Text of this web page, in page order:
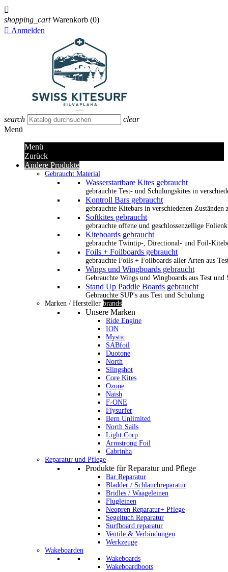

shopping_cart Warenkorb (0)
 Anmelden
search
clear
Menü
Menü
Zurück
Andere Produkte
Gebraucht Material
Wasserstartbare Kites gebraucht
gebrauchte Test- und Schulungskites in
Kontroll Bars gebraucht
gebrauchte Kitebars in verschiedenen Zuständen
Softkites gebraucht
gebrauchte offene und geschlossenzellige
Kiteboards gebraucht
gebrauchte Twintip-, Directional- und Foil-
Foils + Foilboards gebraucht
gebrauchte Foils + Foilboards aller Arten aus
Wings und Wingboards gebraucht
Gebrauchte Wings und Wingboards aus Test und
Stand Up Paddle Boards gebraucht
Gebrauchte SUP's aus Test und Schulung
Marken / Hersteller brands
Unsere Marken
Ride Engine
ION
Mystic
SABfoil
Duotone
North
Slingshot
Core Kites
Ozone
Naish
F-ONE
Flysurfer
Bern Unlimited
North Sails
Light Corp
Armstrong Foil
Cabrinha
Reparatur und Pflege
Produkte für Reparatur und Pflege
Bar Reparatur
Bladder / Schlauchreparatur
Bridles / Waageleinen
Flugleinen
Neopren Reparatur+ Pflege
Segeltuch Reparatur
Surfboard reparatur
Ventile & Verbindungen
Werkzeuge
Wakeboarden
Wakeboards
Wakeboardboots